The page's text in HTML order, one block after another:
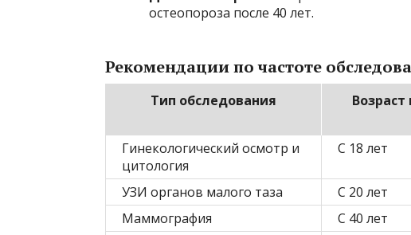
остеопороза после 40 лет.
Рекомендации по частоте
Тип обследования Возраст
Гинекологический осмотр и
цитология
С 18 лет
УЗИ органов малого таза С 20 лет
Маммография
С 40 лет